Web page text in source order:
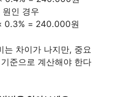
인 경우
0.3% = 240.000원
는 차이가 나지만, 중요
준으로 계산해야 한다